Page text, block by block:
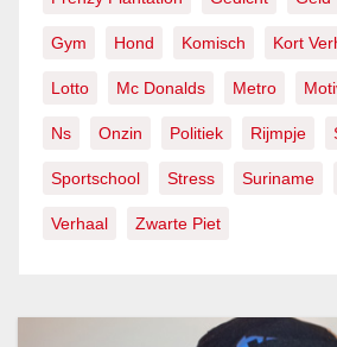
Gym Hond Komisch Kort
Lotto Mc Donalds Metro
Ns Onzin Politiek Rijmpje
Sportschool Stress Suriname
Verhaal Zwarte Piet